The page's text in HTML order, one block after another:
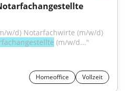
w/d) Notarfachwirte (m/w/d)
(m/w/d..."
Homeoffice Vollzeit